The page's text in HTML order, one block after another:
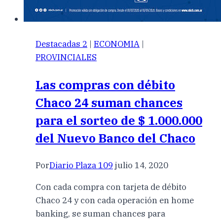
Destacadas 2 | ECONOMIA |
PROVINCIALES
Las compras con débito
Chaco 24 suman chances
para el sorteo de $ 1.000.000
del Nuevo Banco del Chaco
PorDiario Plaza 109 julio 14, 2020
Con cada compra con tarjeta de débito
Chaco 24 y con cada operación en home
banking, se suman chances para